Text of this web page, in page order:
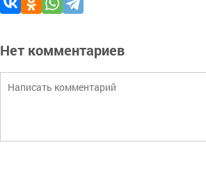
Нет комментариев